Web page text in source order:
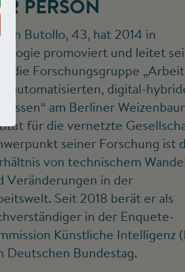
PERSON
Butollo, 43, hat 2014 in
promoviert und leitet
die Forschungsgruppe
digital-
am Berliner
für die vernetzte
seiner Forschung ist
von technischem
Veränderungen in der
Seit 2018 berät er als
in der Enquete-
Künstliche Intelligenz
Deutschen Bundestag.